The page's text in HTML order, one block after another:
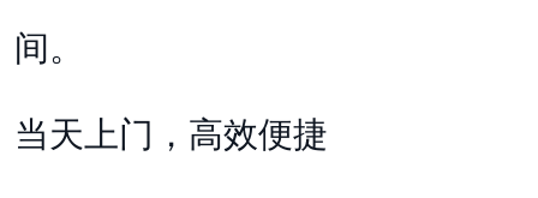
间。
当天上门，高效便捷